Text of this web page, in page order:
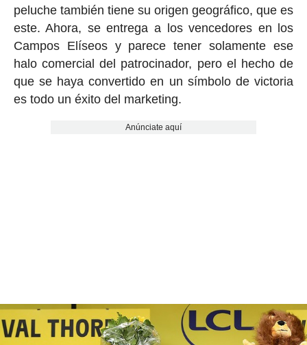
peluche también tiene su origen geográfico, que es
este. Ahora, se entrega a los vencedores en los
Campos Elíseos y parece tener solamente ese
halo comercial del patrocinador, pero el hecho de
que se haya convertido en un símbolo de victoria
es todo un éxito del marketing.
Anúnciate aquí